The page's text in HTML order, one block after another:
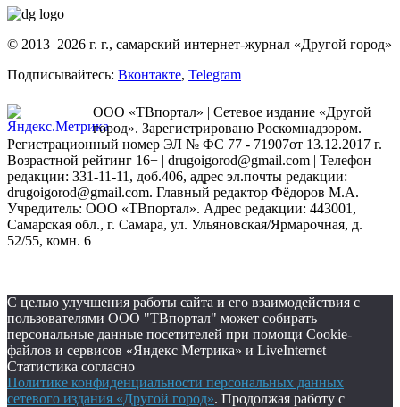
© 2013–2026 г. г., самарский интернет-журнал «Другой город»
Подписывайтесь: Вконтакте, Telegram
ООО «ТВпортал» | Сетевое издание «Другой
город». Зарегистрировано Роскомнадзором.
Регистрационный номер ЭЛ № ФС 77 - 71907от 13.12.2017 г. |
Возрастной рейтинг 16+ | drugoigorod@gmail.com | Телефон
редакции: 331-11-11, доб.406, адрес эл.почты редакции:
drugoigorod@gmail.com. Главный редактор Фёдоров М.А.
Учредитель: ООО «ТВпортал». Адрес редакции: 443001,
Самарская обл., г. Самара, ул. Ульяновская/Ярмарочная, д.
52/55, комн. 6
С целью улучшения работы сайта и его взаимодействия с
пользователями ООО "ТВпортал" может собирать
персональные данные посетителей при помощи Cookie-
файлов и сервисов «Яндекс Метрика» и LiveInternet
Статистика согласно
Политике конфиденциальности персональных данных
сетевого издания «Другой город». Продолжая работу с